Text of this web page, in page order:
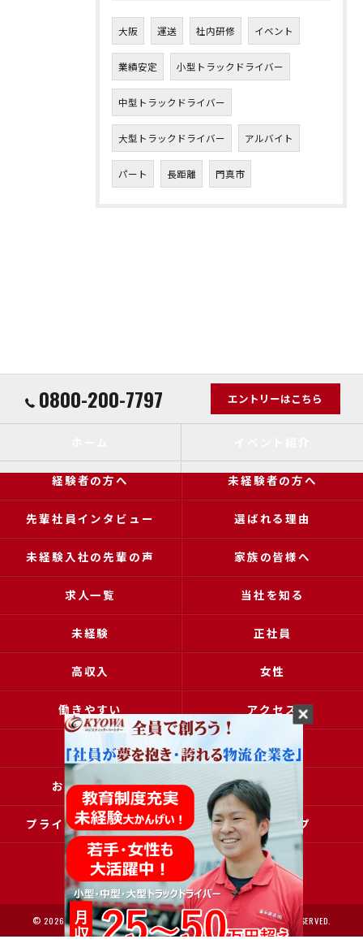
大阪 運送 社内研修 イベント
業績安定 小型トラックドライバー
中型トラックドライバー
大型トラックドライバー アルバイト
パート 長距離 門真市
0800-200-7797 エントリーはこちら
経験者の方へ 未経験者の方へ
先輩社員インタビュー 選ばれる理由
未経験入社の先輩の声 家族の皆様へ
求人一覧 当社を知る
未経験 正社員
高収入 女性
働きやすい アクセス
ブログ コラム
お問い合わせ 採用申込
プライバシーポリシー サイトマップ
© 2026 大阪で運送の求人なら協和運送株式会社 ALL RIGHTS RESERVED.